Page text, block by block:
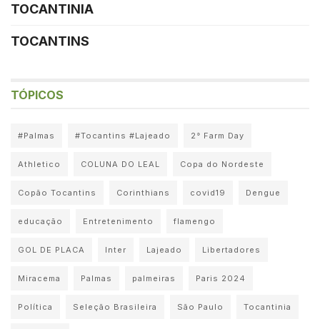
TOCANTINIA
TOCANTINS
TÓPICOS
#Palmas #Tocantins #Lajeado 2° Farm Day
Athletico COLUNA DO LEAL Copa do Nordeste
Copão Tocantins Corinthians covid19 Dengue
educação Entretenimento flamengo
GOL DE PLACA Inter Lajeado Libertadores
Miracema Palmas palmeiras Paris 2024
Política Seleção Brasileira São Paulo Tocantinia